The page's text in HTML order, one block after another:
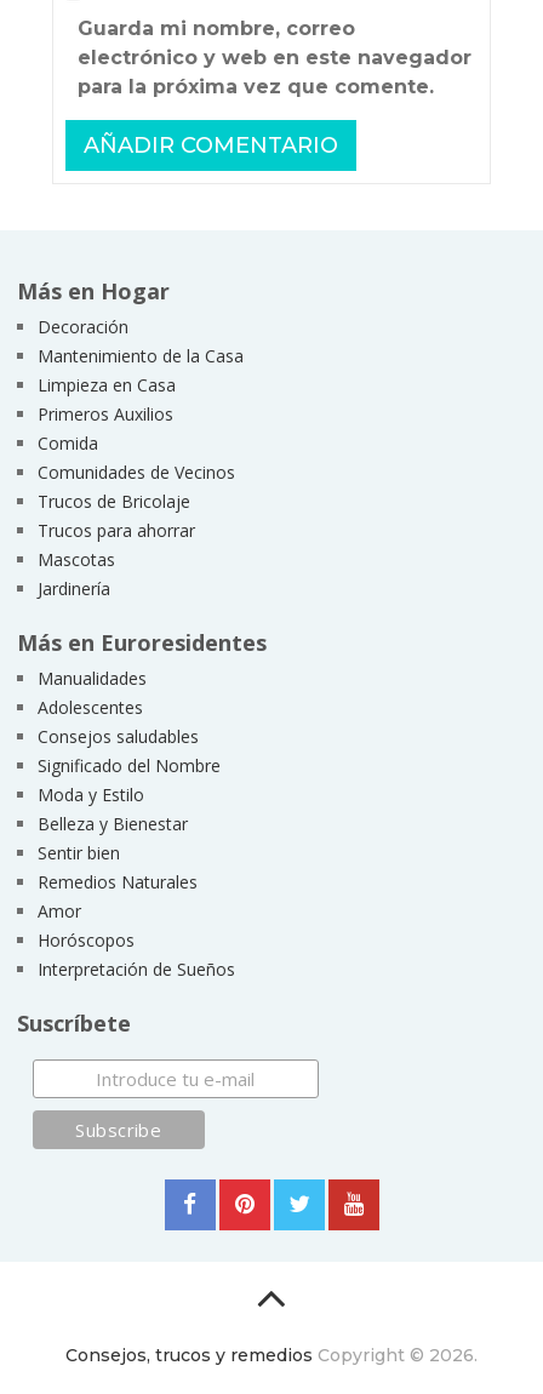
Guarda mi nombre, correo
electrónico y web en este navegador
para la próxima vez que comente.
Más en Hogar
Decoración
Mantenimiento de la Casa
Limpieza en Casa
Primeros Auxilios
Comida
Comunidades de Vecinos
Trucos de Bricolaje
Trucos para ahorrar
Mascotas
Jardinería
Más en Euroresidentes
Manualidades
Adolescentes
Consejos saludables
Significado del Nombre
Moda y Estilo
Belleza y Bienestar
Sentir bien
Remedios Naturales
Amor
Horóscopos
Interpretación de Sueños
Suscríbete
Consejos, trucos y remedios Copyright © 2026.